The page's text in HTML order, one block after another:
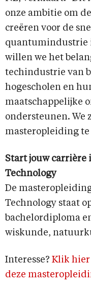
onze ambitie om
creëren voor de
quantumindustrie
willen we het
techindustrie van
hogescholen en
maatschappelijke
ondersteunen. We
masteropleiding te
Start jouw
Technology
De
Technology staat
bachelordiploma
wiskunde,
Interesse? Klik hier
deze